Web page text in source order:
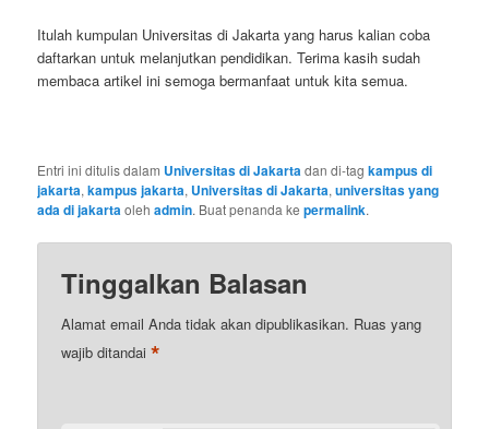
Itulah kumpulan Universitas di Jakarta yang harus kalian coba
daftarkan untuk melanjutkan pendidikan. Terima kasih sudah
membaca artikel ini semoga bermanfaat untuk kita semua.
Entri ini ditulis dalam Universitas di Jakartadan di-tagkampus di
jakarta,kampus jakarta, Universitas di Jakarta,universitas yang
ada di jakartaolehadmin. Buat penanda kepermalink.
Tinggalkan Balasan
Alamat email Anda tidak akan dipublikasikan. Ruas yang
wajib ditandai*